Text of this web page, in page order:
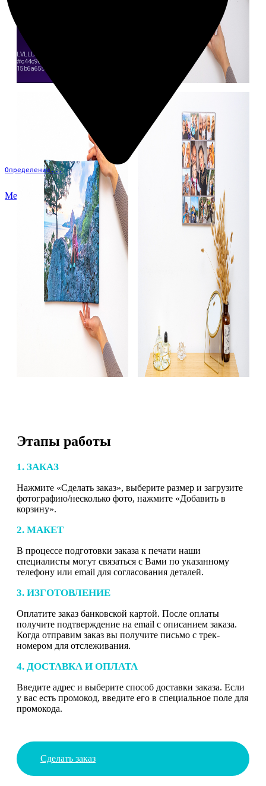
Определение...
Меню
Этапы работы
1. ЗАКАЗ
Нажмите «Сделать заказ», выберите размер и загрузите
фотографию/несколько фото, нажмите «Добавить в
корзину».
2. МАКЕТ
В процессе подготовки заказа к печати наши
специалисты могут связаться с Вами по указанному
телефону или email для согласования деталей.
3. ИЗГОТОВЛЕНИЕ
Оплатите заказ банковской картой. После оплаты
получите подтверждение на email с описанием заказа.
Когда отправим заказ вы получите письмо с трек-
номером для отслеживания.
4. ДОСТАВКА И ОПЛАТА
Введите адрес и выберите способ доставки заказа. Если
у вас есть промокод, введите его в специальное поле для
промокода.
Сделать заказ